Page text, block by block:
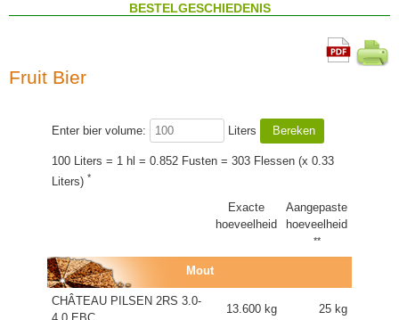
BESTELGESCHIEDENIS
Fruit Bier
Enter bier volume: Liters
100 Liters = 1 hl = 0.852 Fusten = 303 Flessen (x 0.33
Liters) *
Exacte
hoeveelheid
Aangepaste
hoeveelheid
**
Mout
CHÂTEAU PILSEN 2RS 3.0-
13.600 kg 25 kg